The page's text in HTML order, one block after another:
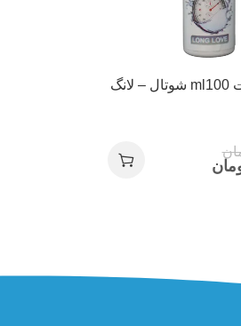
ژل لوبریکانت ml100 شوتال – لانگ